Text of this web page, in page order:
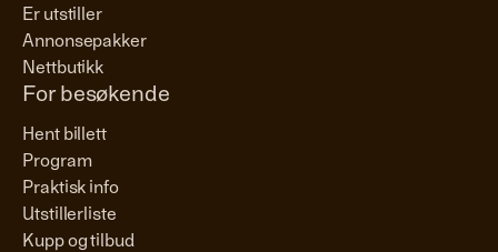
Er utstiller
Annonsepakker
Nettbutikk
For besøkende
Hent billett
Program
Praktisk info
Utstillerliste
Kupp og tilbud